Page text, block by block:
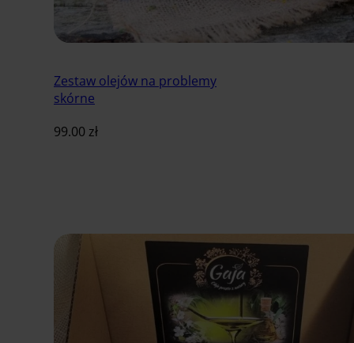
Zestaw olejów na problemy
skórne
99.00 zł